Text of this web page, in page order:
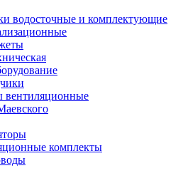
водосточные и комплектующие
вентиляционные
комплекты